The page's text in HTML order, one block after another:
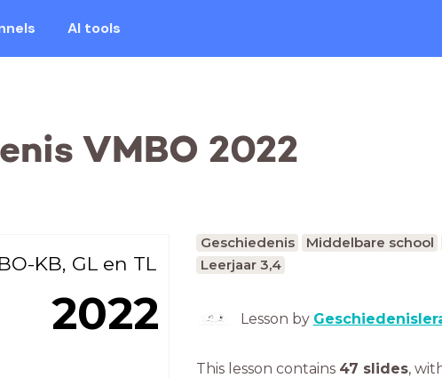
AI tools
VMBO 2022
KB, GL en TL
2022
Geschiedenis Middelbare school
Leerjaar 3,4
Lesson by
This lesson contains 47 slides,